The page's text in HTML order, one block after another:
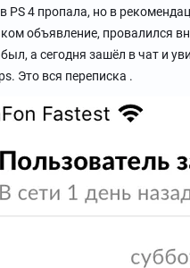
PS 4 пропала, но в
объявление, провалился
а сегодня зашёл в чат и
Это вся переписка .